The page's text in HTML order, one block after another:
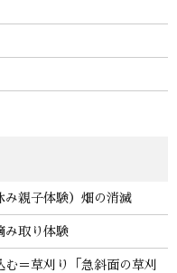
み親子体験）畑の消滅
み取り体験
＝草刈り「急斜面の草刈